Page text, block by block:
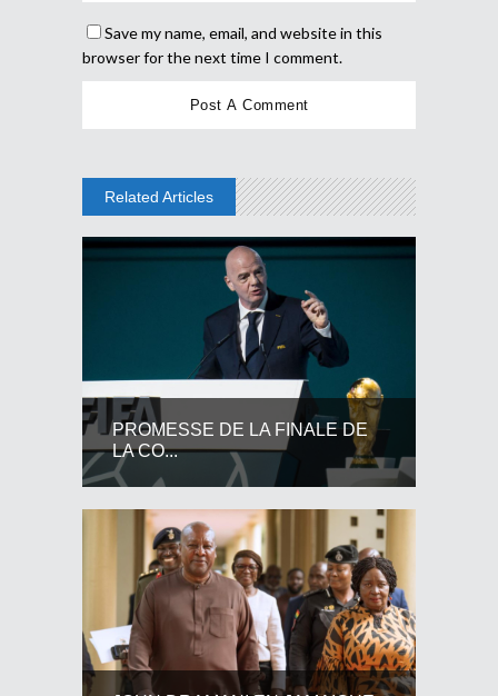
Save my name, email, and website in this
browser for the next time I comment.
Related Articles
PROMESSE DE LA FINALE DE
LA CO...